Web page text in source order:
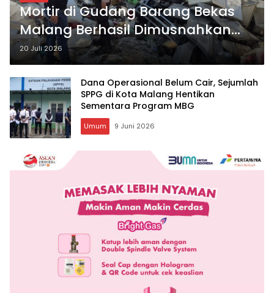
Mortir di Gudang Barang Bekas
Malang Berhasil Dimusnahkan
Tim Jibom Gegana
20 Juli 2026
Dana Operasional Belum Cair, Sejumlah
SPPG di Kota Malang Hentikan
Sementara Program MBG
Umum 9 Juni 2026